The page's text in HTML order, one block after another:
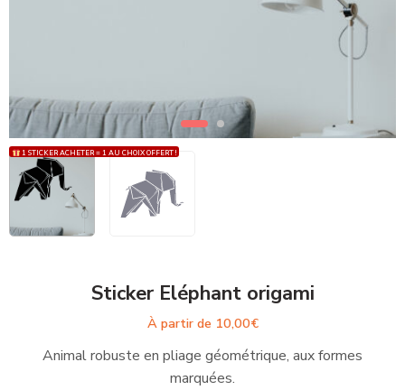
1 STICKER ACHETER = 1 AU CHOIX OFFERT !
Sticker Eléphant origami
À partir de 10,00€
Animal robuste en pliage géométrique, aux formes
marquées.